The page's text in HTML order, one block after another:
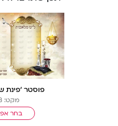
פוסטר ‘פינת
מקט: 1801B
בחר